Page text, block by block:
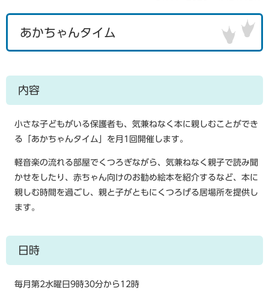
あかちゃんタイム
内容
小さな子どもがいる保護者も、気兼ねなく本に親しむことができ
る「あかちゃんタイム」を月1回開催します。
軽音楽の流れる部屋でくつろぎながら、気兼ねなく親子で読み聞
かせをしたり、赤ちゃん向けのお勧め絵本を紹介するなど、本に
親しむ時間を過ごし、親と子がともにくつろげる居場所を提供し
ます。
日時
毎月第2水曜日9時30分から12時